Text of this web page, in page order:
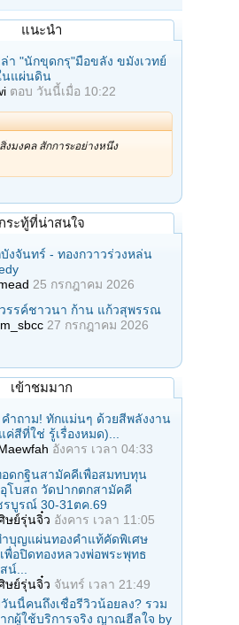
แนะนำ
ล่า "นักขุดกรุ"มือขลัง ขมังเวทย์
นแผ่นดิน
ตอบ วันนี้เมื่อ 10:22
งมงคล สักการะอย่างหนึ่ง
กระทู้ที่น่าสนใจ
งจันทร์ - ทองกวาวร่วงหล่น
25 กรกฎาคม 2026
วรรค์ชาวนา ก้าน แก้วสุพรรณ
27 กรกฎาคม 2026
เข้าชมมาก
ำถาม! ทักแม่นๆ ด้วยสีพลังงาน
ค่สีที่ใช่ รู้เรื่องหมด)...
อังคาร เวลา 04:33
ดกฐินสามัคคีเพื่อสมทบทุน
โบสถ วัดปากตกสามัคคี
รบูรณ์ 30-31ตค.69
ษย์รุ่นจิ๋ว อังคาร เวลา 11:05
บุญแผ่นทองคำแท้คัดพิเศษ
พื่อปิดทองหลวงพ่อพระพุทธ
น์...
ษย์รุ่นจิ๋ว จันทร์ เวลา 21:49
นนี้คนถึงเชื่อรีวิวน้อยลง? รวม
กผู้ใช้บริการจริง ญาณฮีลใจ by